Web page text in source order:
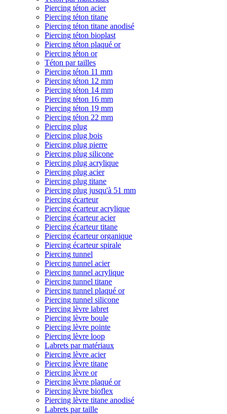
Piercing téton acier
Piercing téton titane
Piercing téton titane anodisé
Piercing téton bioplast
Piercing téton plaqué or
Piercing téton or
Téton par tailles
Piercing téton 11 mm
Piercing téton 12 mm
Piercing téton 14 mm
Piercing téton 16 mm
Piercing téton 19 mm
Piercing téton 22 mm
Piercing plug
Piercing plug bois
Piercing plug pierre
Piercing plug silicone
Piercing plug acrylique
Piercing plug acier
Piercing plug titane
Piercing plug jusqu'à 51 mm
Piercing écarteur
Piercing écarteur acrylique
Piercing écarteur acier
Piercing écarteur titane
Piercing écarteur organique
Piercing écarteur spirale
Piercing tunnel
Piercing tunnel acier
Piercing tunnel acrylique
Piercing tunnel titane
Piercing tunnel plaqué or
Piercing tunnel silicone
Piercing lèvre labret
Piercing lèvre boule
Piercing lèvre pointe
Piercing lèvre loop
Labrets par matériaux
Piercing lèvre acier
Piercing lèvre titane
Piercing lèvre or
Piercing lèvre plaqué or
Piercing lèvre bioflex
Piercing lèvre titane anodisé
Labrets par taille